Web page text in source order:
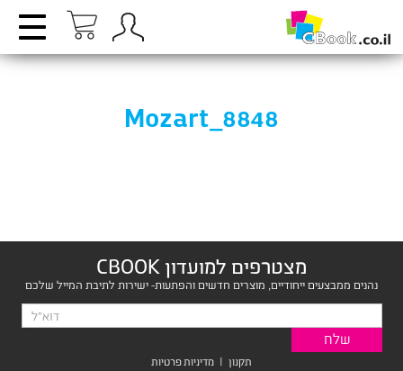
Mozart_8848
מצטרפים למועדון CBOOK
נהנים ממבצעים ייחודיים, מוצרים חדשים והפתעות- ישירות לתיבת המייל שלכם
תקנון | מדיניות פרטיות